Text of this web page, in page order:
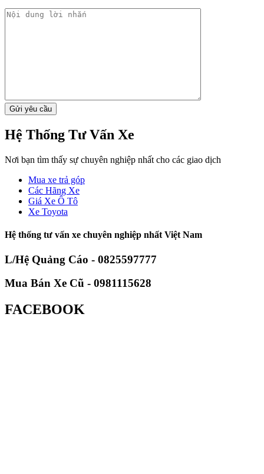
Hệ Thống Tư Vấn Xe
Nơi bạn tìm thấy sự chuyên nghiệp nhất cho các giao dịch
Mua xe trả góp
Các Hãng Xe
Giá Xe Ô Tô
Xe Toyota
Hệ thống tư vấn xe chuyên nghiệp nhất Việt Nam
L/Hệ Quảng Cáo - 0825597777
Mua Bán Xe Cũ - 0981115628
FACEBOOK